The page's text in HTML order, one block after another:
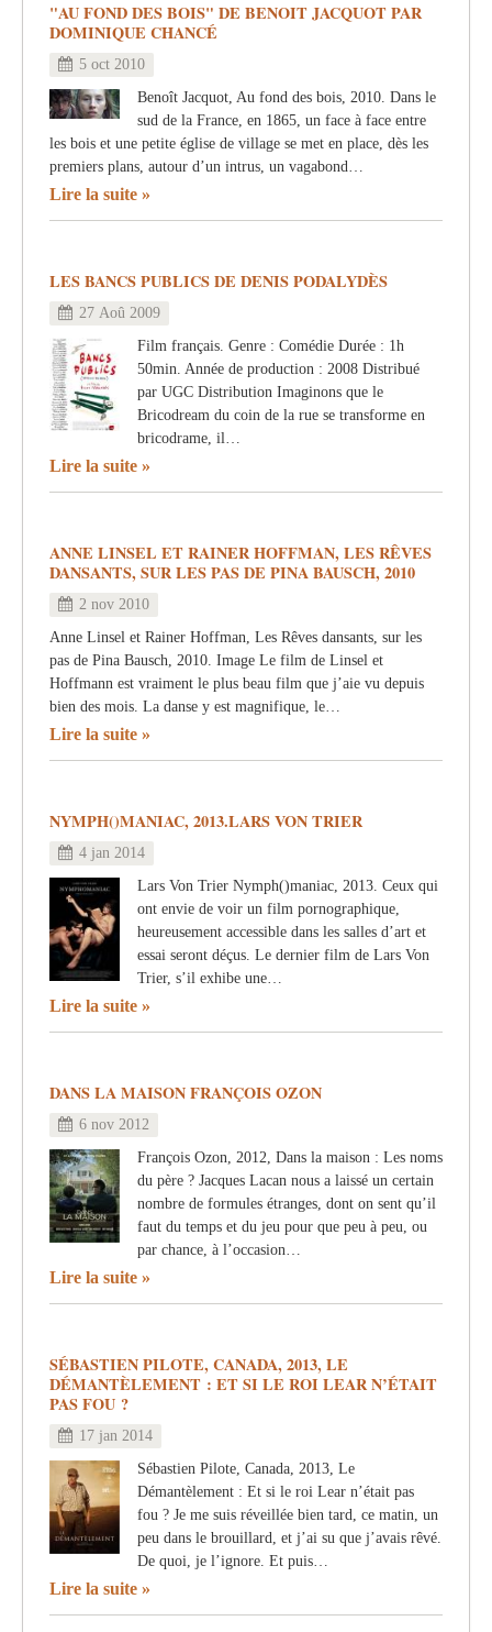
"AU FOND DES BOIS" DE BENOIT JACQUOT PAR
DOMINIQUE CHANCÉ
5 oct 2010
Benoît Jacquot, Au fond des bois, 2010. Dans le
sud de la France, en 1865, un face à face entre
les bois et une petite église de village se met en place, dès les
premiers plans, autour d’un intrus, un vagabond…
Lire la suite
LES BANCS PUBLICS DE DENIS PODALYDÈS
27 Aoû 2009
Film français. Genre : Comédie Durée : 1h
50min. Année de production : 2008 Distribué
par UGC Distribution Imaginons que le
Bricodream du coin de la rue se transforme en
bricodrame, il…
Lire la suite
ANNE LINSEL ET RAINER HOFFMAN, LES RÊVES
DANSANTS, SUR LES PAS DE PINA BAUSCH, 2010
2 nov 2010
Anne Linsel et Rainer Hoffman, Les Rêves dansants, sur les
pas de Pina Bausch, 2010. Image Le film de Linsel et
Hoffmann est vraiment le plus beau film que j’aie vu depuis
bien des mois. La danse y est magnifique, le…
Lire la suite
NYMPH()MANIAC, 2013.LARS VON TRIER
4 jan 2014
Lars Von Trier Nymph()maniac, 2013. Ceux qui
ont envie de voir un film pornographique,
heureusement accessible dans les salles d’art et
essai seront déçus. Le dernier film de Lars Von
Trier, s’il exhibe une…
Lire la suite
DANS LA MAISON FRANÇOIS OZON
6 nov 2012
François Ozon, 2012, Dans la maison : Les noms
du père ? Jacques Lacan nous a laissé un certain
nombre de formules étranges, dont on sent qu’il
faut du temps et du jeu pour que peu à peu, ou
par chance, à l’occasion…
Lire la suite
SÉBASTIEN PILOTE, CANADA, 2013, LE
DÉMANTÈLEMENT : ET SI LE ROI LEAR N’ÉTAIT
PAS FOU ?
17 jan 2014
Sébastien Pilote, Canada, 2013, Le
Démantèlement : Et si le roi Lear n’était pas
fou ? Je me suis réveillée bien tard, ce matin, un
peu dans le brouillard, et j’ai su que j’avais rêvé.
De quoi, je l’ignore. Et puis…
Lire la suite